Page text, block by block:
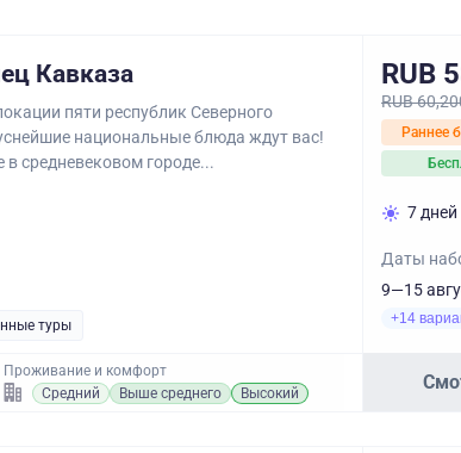
Кавказа
пяти республик Северного
национальные блюда ждут вас!
средневековом городе...
туры
Проживание и комфорт
Средний
Выше среднего Высокий
RUB
RUB
Раннее
7 дней
Даты
9—15
+14